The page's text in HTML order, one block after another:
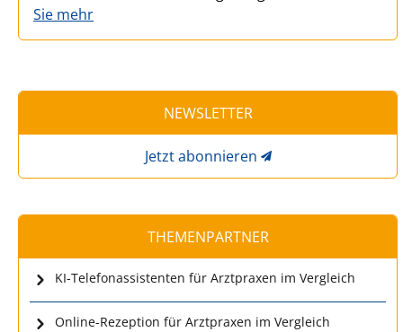
Sie mehr
NEWSLETTER
Jetzt abonnieren
THEMENPARTNER
KI-Telefonassistenten für Arztpraxen im Vergleich
Online-Rezeption für Arztpraxen im Vergleich